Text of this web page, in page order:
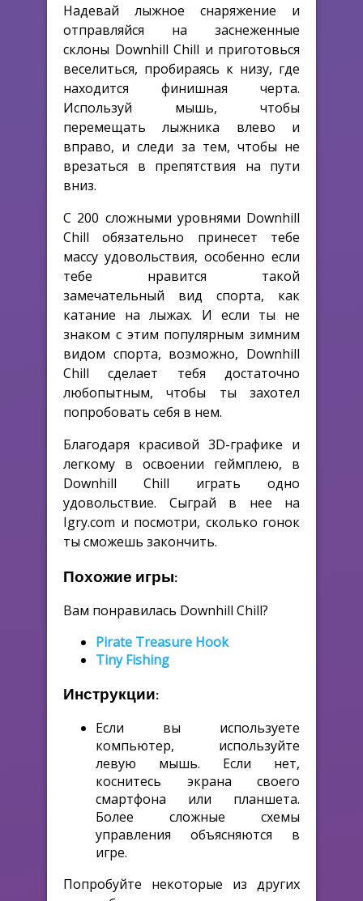
Надевай лыжное снаряжение и
отправляйся на заснеженные
склоны Downhill Chill и приготовься
веселиться, пробираясь к низу, где
находится финишная черта.
Используй мышь, чтобы
перемещать лыжника влево и
вправо, и следи за тем, чтобы не
врезаться в препятствия на пути
вниз.
С 200 сложными уровнями Downhill
Chill обязательно принесет тебе
массу удовольствия, особенно если
тебе нравится такой
замечательный вид спорта, как
катание на лыжах. И если ты не
знаком с этим популярным зимним
видом спорта, возможно, Downhill
Chill сделает тебя достаточно
любопытным, чтобы ты захотел
попробовать себя в нем.
Благодаря красивой 3D-графике и
легкому в освоении геймплею, в
Downhill Chill играть одно
удовольствие. Сыграй в нее на
Igry.com и посмотри, сколько гонок
ты сможешь закончить.
Похожие игры:
Вам понравилась Downhill Chill?
Pirate Treasure Hook
Tiny Fishing
Инструкции:
Если вы используете
компьютер, используйте
левую мышь. Если нет,
коснитесь экрана своего
смартфона или планшета.
Более сложные схемы
управления объясняются в
игре.
Попробуйте некоторые из других